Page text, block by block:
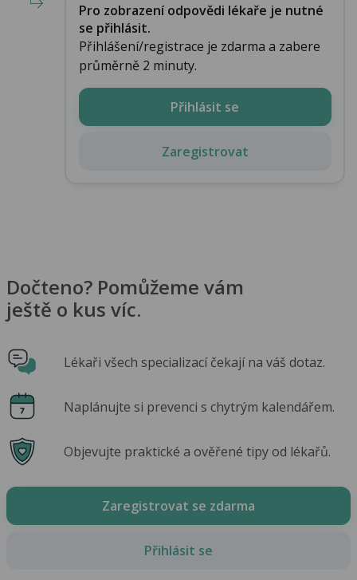
Pro zobrazení odpovědi lékaře je nutné
se přihlásit.
Přihlášení/registrace je zdarma a zabere
průměrně 2 minuty.
Přihlásit se
Zaregistrovat
Dočteno? Pomůžeme vám
ještě o kus víc.
Lékaři všech specializací čekají na váš dotaz.
Naplánujte si prevenci s chytrým kalendářem.
Objevujte praktické a ověřené tipy od lékařů.
Zaregistrovat se zdarma
Přihlásit se